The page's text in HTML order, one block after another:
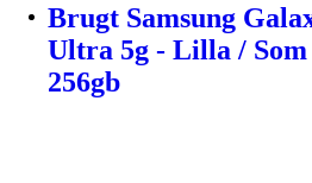
Brugt Samsung
Ultra 5g - Lilla /
256gb